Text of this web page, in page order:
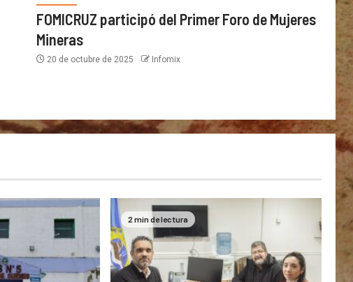
FOMICRUZ participó del Primer Foro de Mujeres
Mineras
20 de octubre de 2025 Infomix
2 min de lectura